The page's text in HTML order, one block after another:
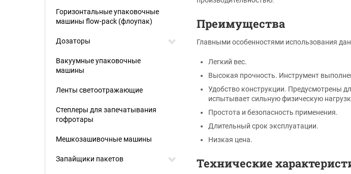
Преимущества
Главными особенностями использования
Легкий вес.
Высокая прочность. Инструмент
Удобство конструкции. Предусмотрены
испытывает сильную физическую
Простота и безопасность применения.
Длительный срок эксплуатации.
Низкая цена.
Технические
Горизонтальные упаковочные
машины flow-pack (флоупак)
Дозаторы
Вакуумные упаковочные
машины
Ленты светоотражающие
Степлеры для запечатывания
гофротары
Мешкозашивочные машины
Запайщики пакетов